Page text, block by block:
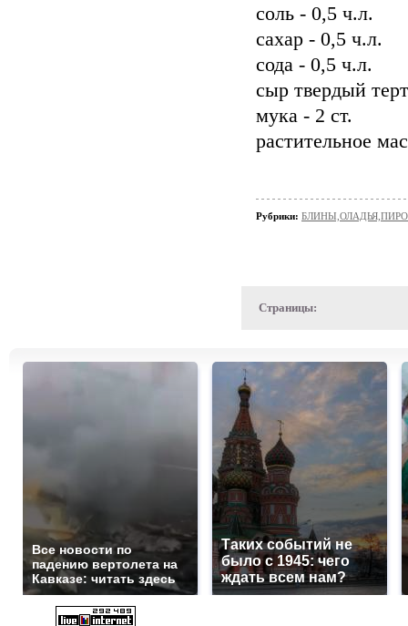
соль - 0,5 ч.л.
сахар - 0,5 ч.л.
сода - 0,5 ч.л.
сыр твердый
мука - 2 ст.
растительное
Рубрики:
Страницы:
Все новости по
падению вертолета на
Кавказе: читать здесь
Таких событий не
было с 1945: чего
ждать всем нам?